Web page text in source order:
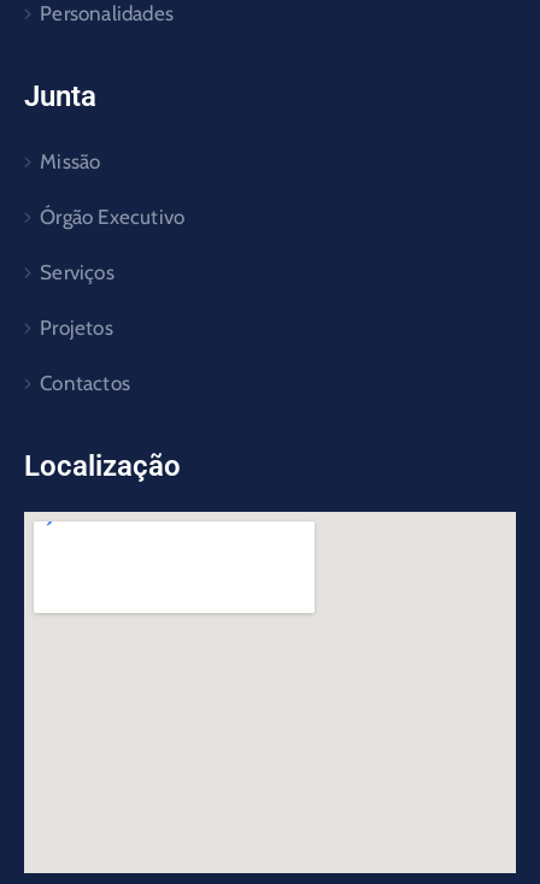
Personalidades
Junta
Missão
Órgão Executivo
Serviços
Projetos
Contactos
Localização